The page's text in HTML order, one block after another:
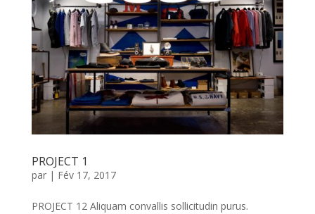
PROJECT 1
par | Fév 17, 2017
PROJECT 12 Aliquam convallis sollicitudin purus.